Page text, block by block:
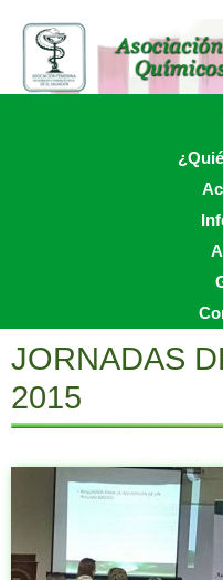
content
JORNADAS
2015